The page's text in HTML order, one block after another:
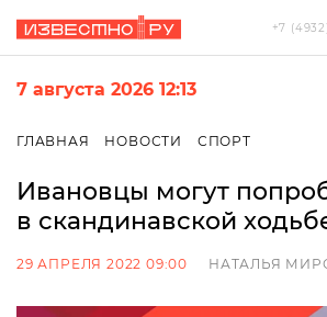
+7
7 августа 2026 12:13
ГЛАВНАЯ НОВОСТИ СПОРТ
Ивановцы могут
в скандинавской
29 АПРЕЛЯ 2022 09:00 НАТАЛЬЯ